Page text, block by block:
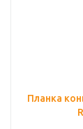
Планка